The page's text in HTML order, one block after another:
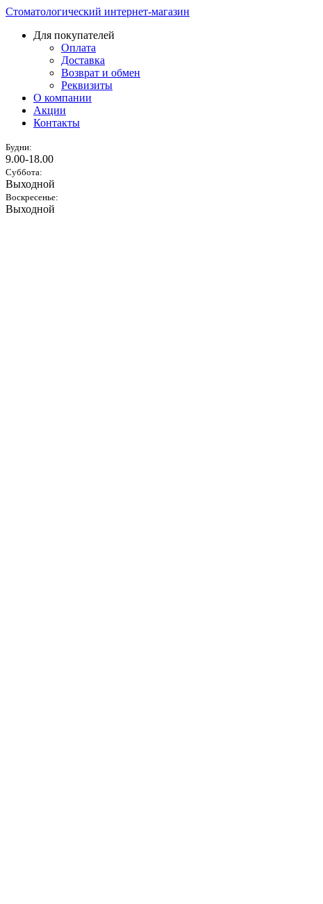
Стоматологический интернет-магазин
Для покупателей
Оплата
Доставка
Возврат и обмен
Реквизиты
О компании
Акции
Контакты
Будни:
9.00-18.00
Суббота:
Выходной
Воскресенье:
Выходной